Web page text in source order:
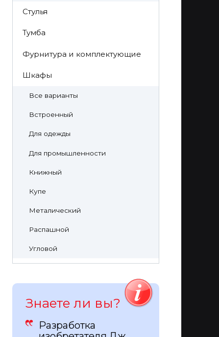
Стулья
Тумба
Фурнитура и комплектующие
Шкафы
Все варианты
Встроенный
Для одежды
Для промышленности
Книжный
Купе
Металический
Распашной
Угловой
Знаете ли вы?
Разработка